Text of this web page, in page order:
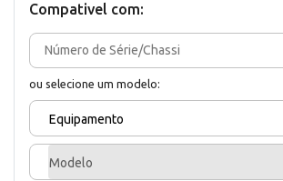
Compativel com:
ou selecione um modelo:
Equipamento
Modelo